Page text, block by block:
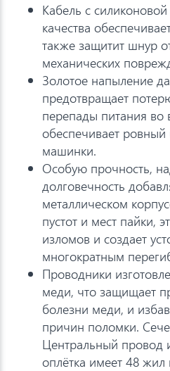
Кабель с
качества
также защитит шнур
механических
Золотое напыление
предотвращает
перепады питания во
обеспечивает
машинки.
Особую прочность,
долговечность
металлическом
пустот и мест пайки,
изломов и создает
многократным
Проводники
меди, что защищает
болезни меди, и
причин поломки.
Центральный провод
оплётка имеет 48